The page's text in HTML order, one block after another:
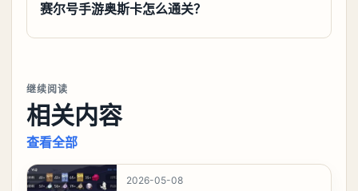
赛尔号手游奥斯卡怎么通关？
继续阅读
相关内容
查看全部
2026-05-08